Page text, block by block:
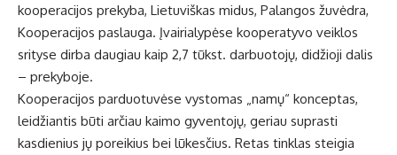
kooperacijos prekyba, Lietuviškas midus, Palangos žuvėdra,
Kooperacijos paslauga. Įvairialypėse kooperatyvo veiklos
srityse dirba daugiau kaip 2,7 tūkst. darbuotojų, didžioji dalis
– prekyboje.
Kooperacijos parduotuvėse vystomas „namų“ konceptas,
leidžiantis būti arčiau kaimo gyventojų, geriau suprasti
kasdienius jų poreikius bei lūkesčius. Retas tinklas steigia